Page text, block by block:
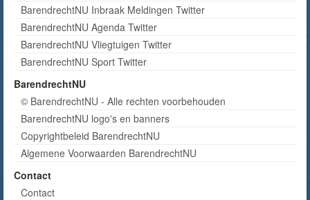
BarendrechtNU Inbraak Meldingen Twitter
BarendrechtNU Agenda Twitter
BarendrechtNU Vliegtuigen Twitter
BarendrechtNU Sport Twitter
BarendrechtNU
© BarendrechtNU - Alle rechten voorbehouden
BarendrechtNU logo's en banners
Copyrightbeleid BarendrechtNU
Algemene Voorwaarden BarendrechtNU
Contact
Contact